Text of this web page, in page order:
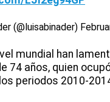
(@luisabinader)
mundial han
74 años, quien
periodos 2010-